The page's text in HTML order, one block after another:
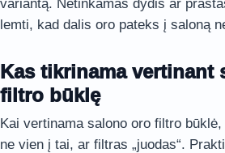
variantą. Netinkamas dydis ar
lemti, kad dalis oro pateks į saloną
Kas tikrinama vertinant
filtro būklę
Kai vertinama salono oro filtro
ne vien į tai, ar filtras „juodas“.